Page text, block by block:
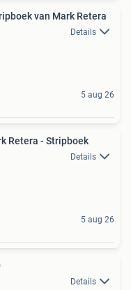
van Mark Retera
Details
5 aug 26
Retera - Stripboek
Details
5 aug 26
Details